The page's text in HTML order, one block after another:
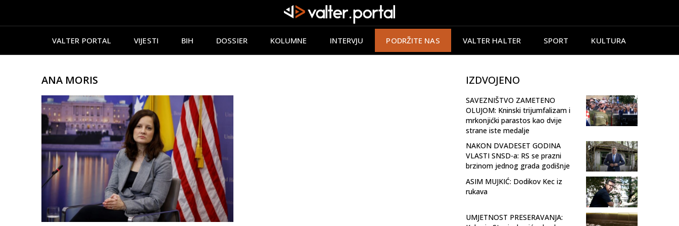
VALTER PORTAL VIJESTI BIH DOSSIER KOLUMNE INTERVJU PODRŽITE NAS VALTER HALTER SPORT KULTURA
ANA MORIS IZDVOJENO
SAVEZNIŠTVO ZAMETENO
OLUJOM: Kninski trijumfalizam i
mrkonjićki parastos kao dvije
strane iste medalje
NAKON DVADESET GODINA
VLASTI SNSD-a: RS se prazni
brzinom jednog grada godišnje
ASIM MUJKIĆ: Dodikov Kec iz
rukava
UMJETNOST PRESERAVANJA: